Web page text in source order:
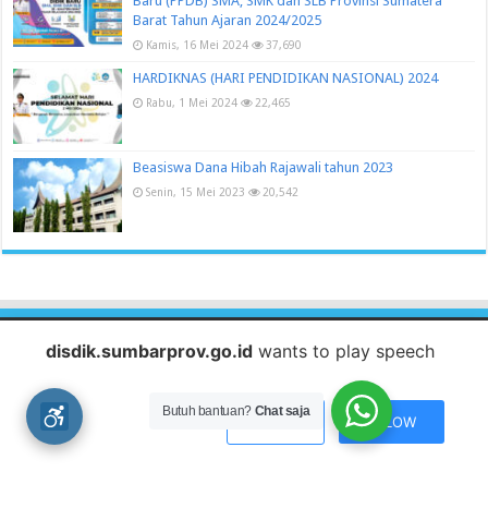
Barat Tahun Ajaran 2024/2025
Kamis, 16 Mei 2024 37,690
HARDIKNAS (HARI PENDIDIKAN NASIONAL) 2024
Rabu, 1 Mei 2024 22,465
Beasiswa Dana Hibah Rajawali tahun 2023
Senin, 15 Mei 2023 20,542
Baca juga
Peringati Hari Guru, Disdik Sumbar Adakan Kejuaraan
Badminton Antar MKKS
Selasa, 21 November 2017
Butuh bantuan? Chat saja
disdik.sumbarprov.go.idwants to play speech
ALLOW